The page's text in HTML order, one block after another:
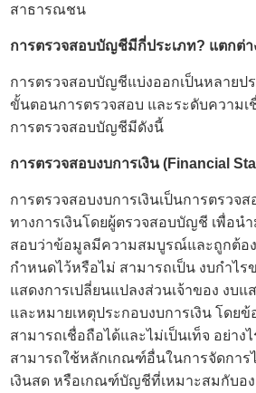
สาธารณชน
การตรวจสอบบัญชีมีกี่ประเภท? แตกต่า
การตรวจสอบบัญชีแบ่งออกเป็นหลายป
ขั้นตอนการตรวจสอบ และระดับความเ
การตรวจสอบบัญชีมีดังนี้
การตรวจสอบงบการเงิน (Financial
การตรวจสอบงบการเงินเป็นการตรวจ
ทางการเงินโดยผู้ตรวจสอบบัญชี เพื่อน
สอบว่าข้อมูลมีความสมบูรณ์และถูกต้อ
กำหนดไว้หรือไม่ สามารถเป็น งบกำไร
แสดงการเปลี่ยนแปลงส่วนเจ้าของ งบแ
และหมายเหตุประกอบงบการเงิน โดย
สามารถเชื่อถือได้และไม่เป็นเท็จ อย่าง
สามารถใช้หลักเกณฑ์อื่นในการจัดการ
เงินสด หรือเกณฑ์บัญชีที่เหมาะสมกับอง